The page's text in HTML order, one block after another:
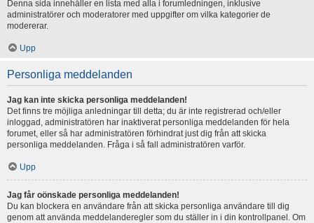
Denna sida innehåller en lista med alla i forumledningen, inklusive
administratörer och moderatorer med uppgifter om vilka kategorier de
modererar.
Upp
Personliga meddelanden
Jag kan inte skicka personliga meddelanden!
Det finns tre möjliga anledningar till detta; du är inte registrerad och/eller
inloggad, administratören har inaktiverat personliga meddelanden för hela
forumet, eller så har administratören förhindrat just dig från att skicka
personliga meddelanden. Fråga i så fall administratören varför.
Upp
Jag får oönskade personliga meddelanden!
Du kan blockera en användare från att skicka personliga användare till dig
genom att använda meddelanderegler som du ställer in i din kontrollpanel. Om